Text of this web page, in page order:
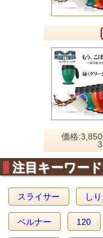
価格
注目キーワード
スライサー し
ベルナー 120